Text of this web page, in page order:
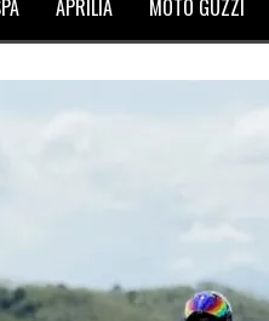
APRILIA MOTO GUZZI